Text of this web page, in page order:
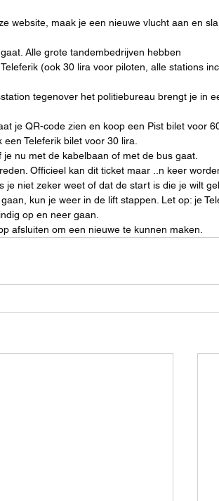
website, maak je een nieuwe vlucht aan en
Alle grote tandembedrijven hebben
(ook 30 lira voor piloten, alle stations
tegenover het politiebureau brengt je in
je QR-code zien en koop een Pist bilet voor
Teleferik bilet voor 30 lira.
nu met de kabelbaan of met de bus gaat.
Officieel kan dit ticket maar ..n keer
niet zeker weet of dat de start is die je wilt
kun je weer in de lift stappen. Let op: je
op en neer gaan.
afsluiten om een nieuwe te kunnen maken.